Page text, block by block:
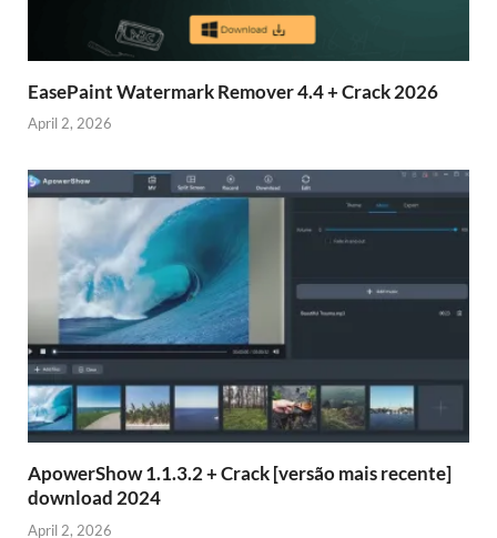
EasePaint Watermark Remover 4.4 + Crack 2026
April 2, 2026
ApowerShow 1.1.3.2 + Crack [versão mais recente]
download 2024
April 2, 2026